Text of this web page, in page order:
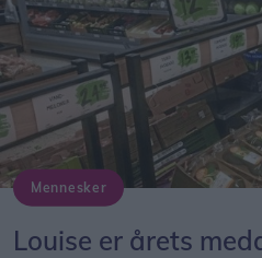
Mennesker
Louise er årets